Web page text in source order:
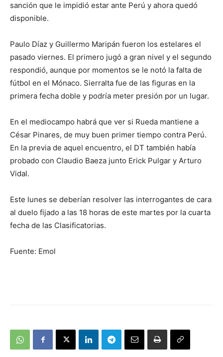
sanción que le impidió estar ante Perú y ahora quedó
disponible.
Paulo Díaz y Guillermo Maripán fueron los estelares el
pasado viernes. El primero jugó a gran nivel y el segundo
respondió, aunque por momentos se le notó la falta de
fútbol en el Mónaco. Sierralta fue de las figuras en la
primera fecha doble y podría meter presión por un lugar.
En el mediocampo habrá que ver si Rueda mantiene a
César Pinares, de muy buen primer tiempo contra Perú.
En la previa de aquel encuentro, el DT también había
probado con Claudio Baeza junto Erick Pulgar y Arturo
Vidal.
Este lunes se deberían resolver las interrogantes de cara
al duelo fijado a las 18 horas de este martes por la cuarta
fecha de las Clasificatorias.
Fuente: Emol